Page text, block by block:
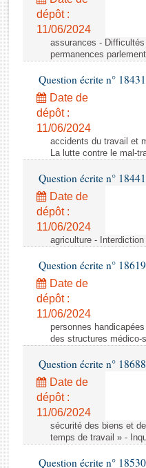
Rapports d'enquête
Rapports législatifs
Baromètre de l’application
Dossiers législatifs
Budget et sécurité sociale
Questions écrites et orales
Comptes rendus des
dépôt :
11/06/2024
assurances -
permanences
Question écrite n°
Date de
dépôt :
11/06/2024
accidents du travail et
La lutte contre le mal-
Question écrite n°
Date de
dépôt :
11/06/2024
agriculture -
Question écrite n°
Date de
dépôt :
11/06/2024
personnes
des structures médico-
Question écrite n°
Date de
dépôt :
11/06/2024
sécurité des biens et
temps de travail » -
Question écrite n°